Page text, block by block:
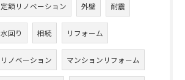
定額リノベーション 外壁 耐震
水回り 相続 リフォーム
リノベーション マンションリフォーム